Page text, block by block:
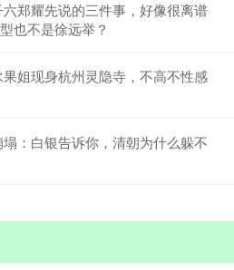
郑耀先说的三件事，好像很离谱
也不是徐远举？
姐现身杭州灵隐寺，不高不性感
：白银告诉你，清朝为什么躲不